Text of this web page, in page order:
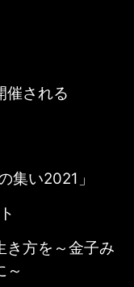
催される
集い2021」
き方を～金子み
～